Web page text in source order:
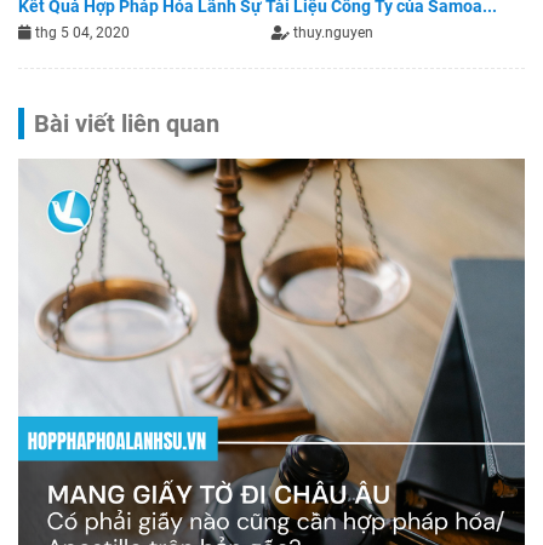
Kết Quả Hợp Pháp Hóa Lãnh Sự Tài Liệu Công Ty của Samoa...
thg 5 04, 2020 thuy.nguyen
Bài viết liên quan